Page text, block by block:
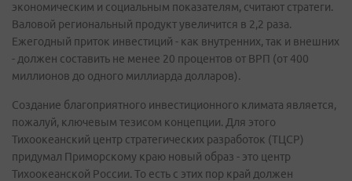
экономическим и социальным показателям, считают стратеги.
Валовой региональный продукт увеличится в 2,2 раза.
Ежегодный приток инвестиций - как внутренних, так и внешних
- должен составить не менее 20 процентов от ВРП (от 400
миллионов до одного миллиарда долларов).
Создание благоприятного инвестиционного климата является,
пожалуй, ключевым тезисом концепции. Для этого
Тихоокеанский центр стратегических разработок (ТЦСР)
придумал Приморскому краю новый образ - это центр
Тихоокеанской России. То есть с этих пор край должен